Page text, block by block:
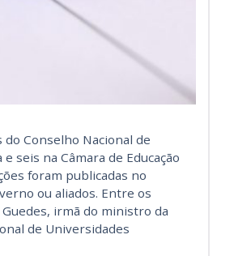
Conselho Nacional de
seis na Câmara de Educação
foram publicadas no
ou aliados. Entre os
irmã do ministro da
de Universidades